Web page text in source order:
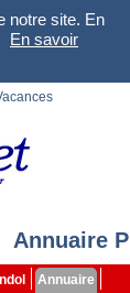
notre site. En
En savoir
Annuaire
Annuaire